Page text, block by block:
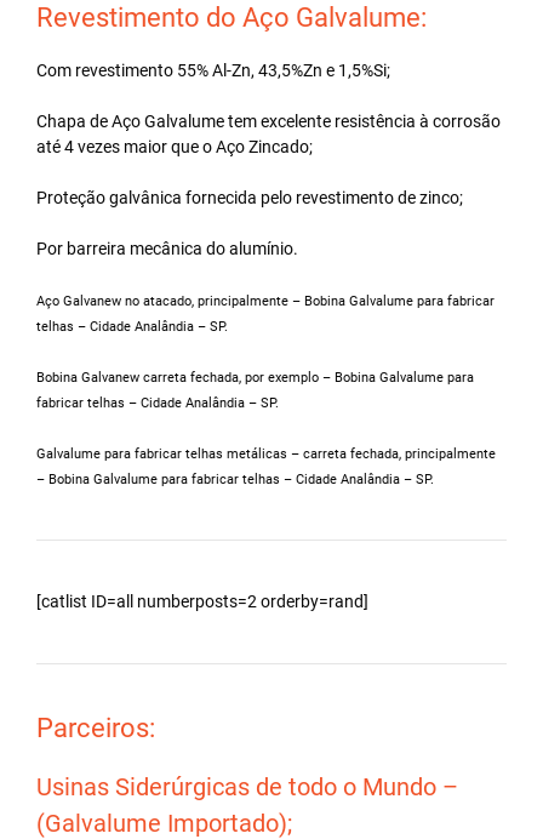
Revestimento do Aço Galvalume:
Com revestimento 55% Al-Zn, 43,5%Zn e 1,5%Si;
Chapa de Aço Galvalume tem excelente resistência à corrosão
até 4 vezes maior que o Aço Zincado;
Proteção galvânica fornecida pelo revestimento de zinco;
Por barreira mecânica do alumínio.
Aço Galvanew no atacado, principalmente – Bobina Galvalume para fabricar
telhas – Cidade Analândia – SP.
Bobina Galvanew carreta fechada, por exemplo – Bobina Galvalume para
fabricar telhas – Cidade Analândia – SP.
Galvalume para fabricar telhas metálicas – carreta fechada, principalmente
– Bobina Galvalume para fabricar telhas – Cidade Analândia – SP.
[catlist ID=all numberposts=2 orderby=rand]
Parceiros:
Usinas Siderúrgicas de todo o Mundo –
(Galvalume Importado);